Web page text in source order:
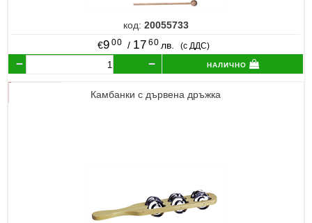
код: 20055733
€9 00 / 17 60 лв. (с ДДС)
налично
Камбанки с дървена дръжка